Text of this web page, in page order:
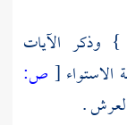
} وذكر الآيات
[ ص:
.